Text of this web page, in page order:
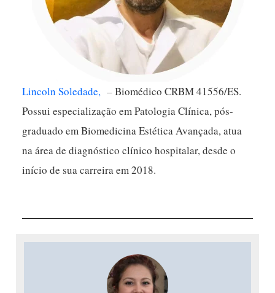
Lincoln Soledade, –Biomédico CRBM 41556/ES.
Possui especialização em Patologia Clínica, pós-
graduado em Biomedicina Estética Avançada, atua
na área de diagnóstico clínico hospitalar, desde o
início de sua carreira em 2018.